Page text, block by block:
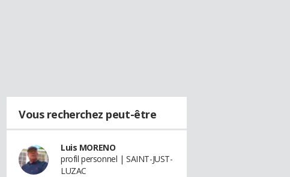
Vous recherchez peut-être
Luis MORENO
profil personnel | SAINT-JUST-
LUZAC